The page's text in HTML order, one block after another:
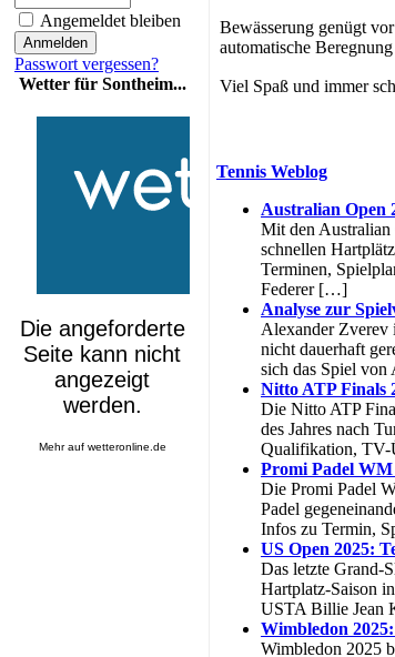
Angemeldet bleiben
Passwort vergessen?
Wetter für Sontheim...
Mehr auf wetteronline.de
Bewässerung genügt
automatische
Viel Spaß und immer
Tennis Weblog
Australian Open
Mit den Australian
schnellen
Terminen,
Federer […]
Analyse zur
Alexander Zverev
nicht dauerhaft
sich das Spiel
Nitto ATP Finals
Die Nitto ATP
des Jahres nach
Qualifikation, TV-
Promi Padel
Die Promi Padel
Padel
Infos zu Termin,
US Open 2025:
Das letzte Grand-
Hartplatz-Saison
USTA Billie Jean
Wimbledon
Wimbledon 2025